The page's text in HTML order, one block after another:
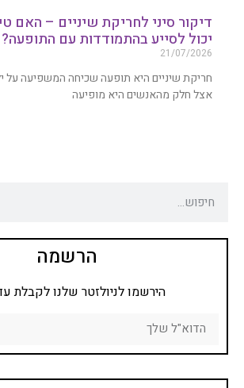
דיקור סיני לחריקת שיניים – האם
יכול לסייע בהתמודדות עם התופעה?
21/07/2026
חריקת שיניים היא תופעה שכיחה המשפיעה על
אצל חלק מהאנשים היא מופיעה
הרשמה
הירשמו לניולזטר שלנו לקבלת